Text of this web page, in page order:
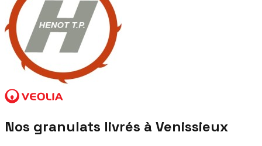
Nos granulats livrés à Venissieux